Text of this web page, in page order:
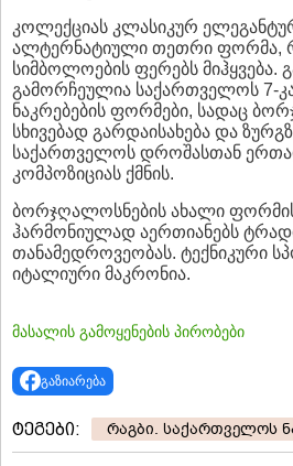
კოლექციას კლასიკურ
ალტერნატიული თეთრი ფორმა,
სიმბოლოების ფერებს მიჰყვება.
გამორჩეულია საქართველოს 7-
ნაკრებების ფორმები, სადაც
სხივებად გარდაისახება და
საქართველოს დროშასთან
კომპოზიციას ქმნის.
ბორჯღალოსნების ახალი
ჰარმონიულად აერთიანებს
თანამედროვეობას. ტექნიკური
იტალიური მაკრონია.
მასალის გამოყენების პირობები
გაზიარება
ტეგები: რაგბი. საქართველოს